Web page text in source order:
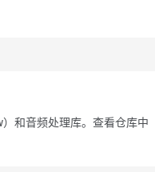
和音频处理库。查看仓库中